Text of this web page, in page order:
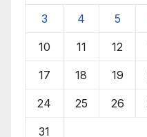
3 4 5
10 11 12
17 18 19
24 25 26
31